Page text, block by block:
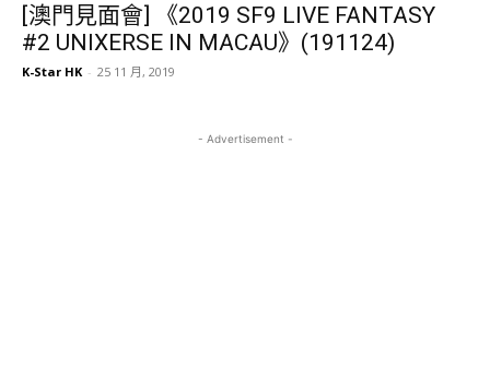
[澳門見面會] 《2019 SF9 LIVE FANTASY
#2 UNIXERSE IN MACAU》(191124)
K-Star HK - 25 11 月, 2019
- Advertisement -